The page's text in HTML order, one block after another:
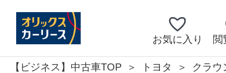
お気に入り 閲
【ビジネス】中古車TOP トヨタ
クラ